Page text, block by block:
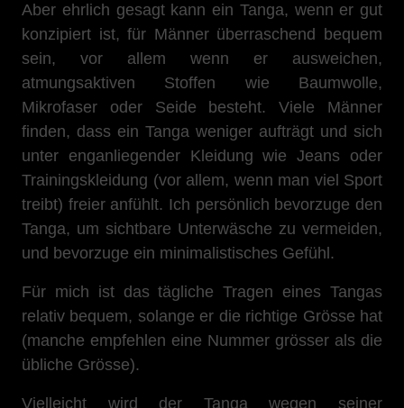
Aber ehrlich gesagt kann ein Tanga, wenn er gut
konzipiert ist, für Männer überraschend bequem
sein, vor allem wenn er ausweichen,
atmungsaktiven Stoffen wie Baumwolle,
Mikrofaser oder Seide besteht. Viele Männer
finden, dass ein Tanga weniger aufträgt und sich
unter enganliegender Kleidung wie Jeans oder
Trainingskleidung (vor allem, wenn man viel Sport
treibt) freier anfühlt. Ich persönlich bevorzuge den
Tanga, um sichtbare Unterwäsche zu vermeiden,
und bevorzuge ein minimalistisches Gefühl.
Für mich ist das tägliche Tragen eines Tangas
relativ bequem, solange er die richtige Grösse hat
(manche empfehlen eine Nummer grösser als die
übliche Grösse).
Vielleicht wird der Tanga wegen seiner